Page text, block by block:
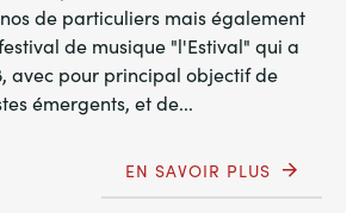
de particuliers mais également
de musique "l'Estival" qui a
avec pour principal objectif de
émergents, et de...
EN SAVOIR PLUS